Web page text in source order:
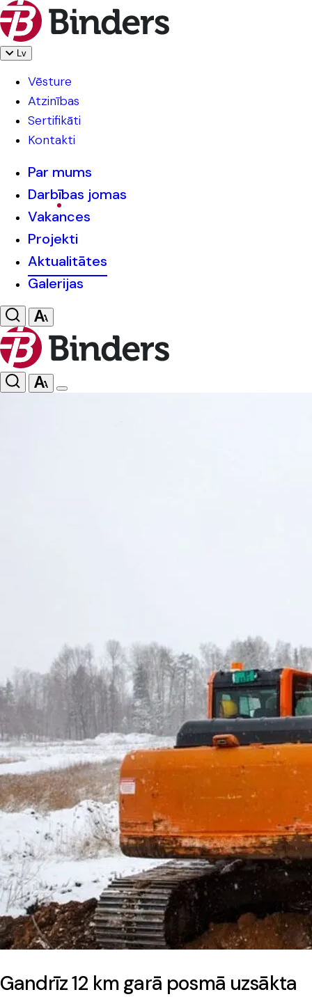
Lv
Vēsture
Atzinības
Sertifikāti
Kontakti
Par mums
Darbības jomas
Vakances
Projekti
Aktualitātes
Galerijas
Gandrīz 12 km garā posmā uzsākta